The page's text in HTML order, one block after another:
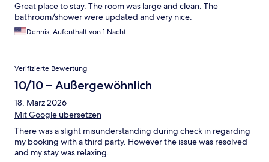
Great place to stay. The room was large and clean. The
bathroom/shower were updated and very nice.
Dennis, Aufenthalt von 1 Nacht
Verifizierte Bewertung
10/10 – Außergewöhnlich
18. März 2026
Mit Google übersetzen
There was a slight misunderstanding during check in regarding
my booking with a third party. However the issue was resolved
and my stay was relaxing.